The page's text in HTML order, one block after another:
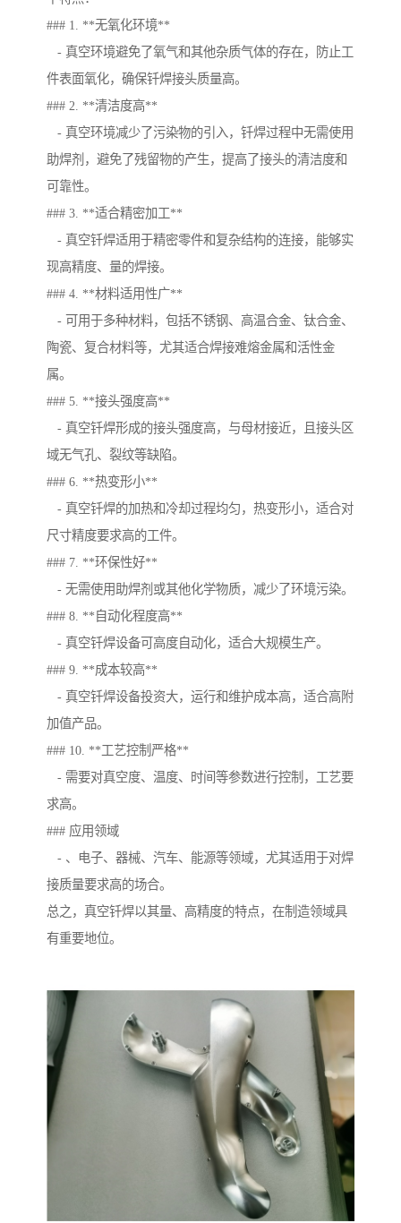
### 1. **无氧化环境**
- 真空环境避免了氧气和其他杂质气体的存在，防止工
件表面氧化，确保钎焊接头质量高。
### 2. **清洁度高**
- 真空环境减少了污染物的引入，钎焊过程中无需使用
助焊剂，避免了残留物的产生，提高了接头的清洁度和
可靠性。
### 3. **适合精密加工**
- 真空钎焊适用于精密零件和复杂结构的连接，能够实
现高精度、量的焊接。
### 4. **材料适用性广**
- 可用于多种材料，包括不锈钢、高温合金、钛合金、
陶瓷、复合材料等，尤其适合焊接难熔金属和活性金
属。
### 5. **接头强度高**
- 真空钎焊形成的接头强度高，与母材接近，且接头区
域无气孔、裂纹等缺陷。
### 6. **热变形小**
- 真空钎焊的加热和冷却过程均匀，热变形小，适合对
尺寸精度要求高的工件。
### 7. **环保性好**
- 无需使用助焊剂或其他化学物质，减少了环境污染。
### 8. **自动化程度高**
- 真空钎焊设备可高度自动化，适合大规模生产。
### 9. **成本较高**
- 真空钎焊设备投资大，运行和维护成本高，适合高附
加值产品。
### 10. **工艺控制严格**
- 需要对真空度、温度、时间等参数进行控制，工艺要
求高。
### 应用领域
- 、电子、器械、汽车、能源等领域，尤其适用于对焊
接质量要求高的场合。
总之，真空钎焊以其量、高精度的特点，在制造领域具
有重要地位。